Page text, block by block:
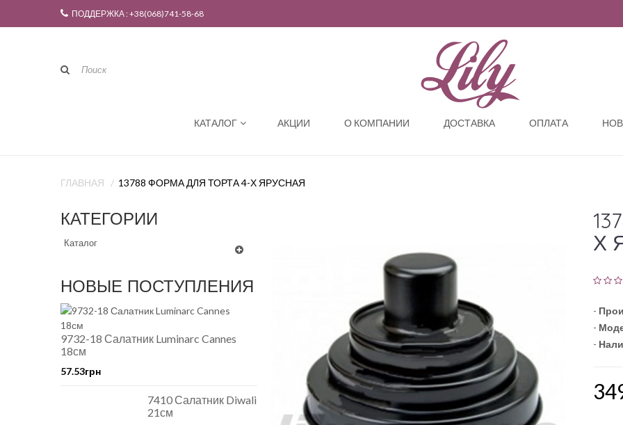
ПОДДЕРЖКА : +38(068)741-58-68
КАТАЛОГ АКЦИИ О КОМПАНИИ ДОСТАВКА ОПЛАТА
ГЛАВНАЯ 13788 ФОРМА ДЛЯ ТОРТА 4-Х ЯРУСНАЯ
КАТЕГОРИИ
Каталог
НОВЫЕ ПОСТУПЛЕНИЯ
9732-18 Салатник Luminarc Cannes
18см
57.53грн
7410 Салатник Diwali
21см
Х
-
-
-